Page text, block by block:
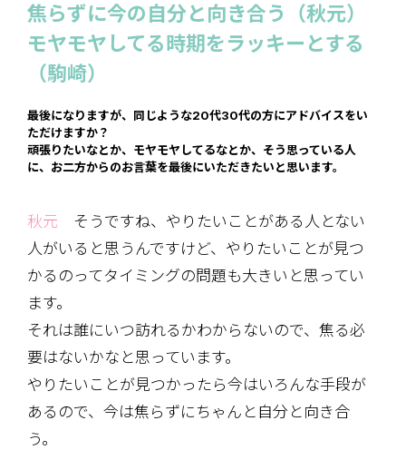
焦らずに今の自分と向き合う（秋元）
モヤモヤしてる時期をラッキーとする
（駒崎）
最後になりますが、同じような20代30代の方にアドバイスをい
ただけますか？
頑張りたいなとか、モヤモヤしてるなとか、そう思っている人
に、お二方からのお言葉を最後にいただきたいと思います。
秋元 そうですね、やりたいことがある人とない
人がいると思うんですけど、やりたいことが見つ
かるのってタイミングの問題も大きいと思ってい
ます。
それは誰にいつ訪れるかわからないので、焦る必
要はないかなと思っています。
やりたいことが見つかったら今はいろんな手段が
あるので、今は焦らずにちゃんと自分と向き合
う。